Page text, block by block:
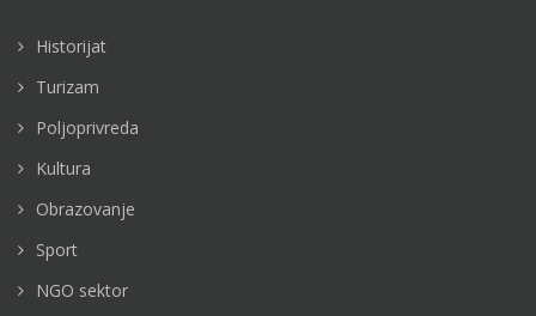
Historijat
Turizam
Poljoprivreda
Kultura
Obrazovanje
Sport
NGO sektor